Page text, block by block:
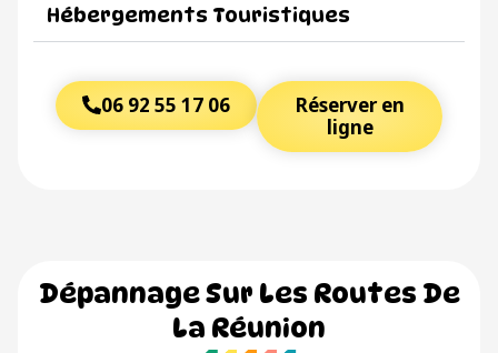
Hébergements Touristiques
06 92 55 17 06
Réserver en
ligne
Dépannage Sur Les Routes De
La Réunion